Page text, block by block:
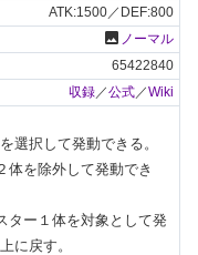
ATK:1500／DEF:800
photo ノーマル
65422840
収録／公式／Wiki
選択して発動できる。
体を除外して発動でき
ター１体を対象として発
に戻す。